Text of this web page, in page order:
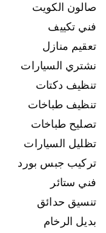
صالون الكويت
فني تكييف
تعقيم منازل
نشتري السيارات
تنظيف دكتات
تنظيف طباخات
تصليح طباخات
تظليل السيارات
تركيب جبس بورد
فني ستائر
تنسيق حدائق
بديل الرخام